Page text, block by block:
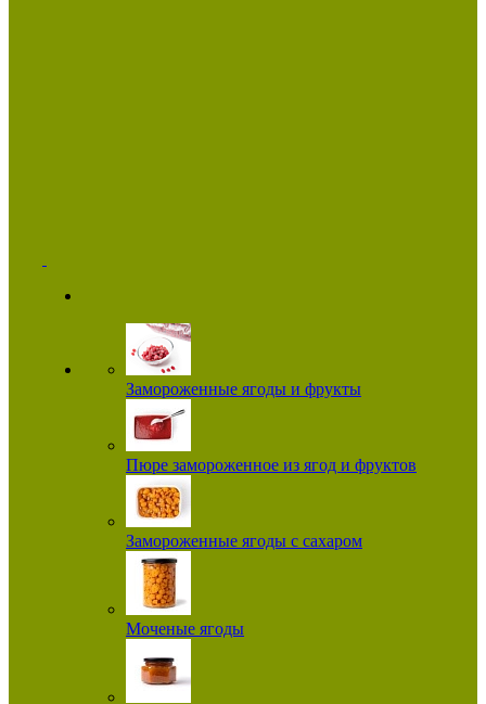
Замороженные ягоды и фрукты
Пюре замороженное из ягод и фруктов
Замороженные ягоды с сахаром
Моченые ягоды